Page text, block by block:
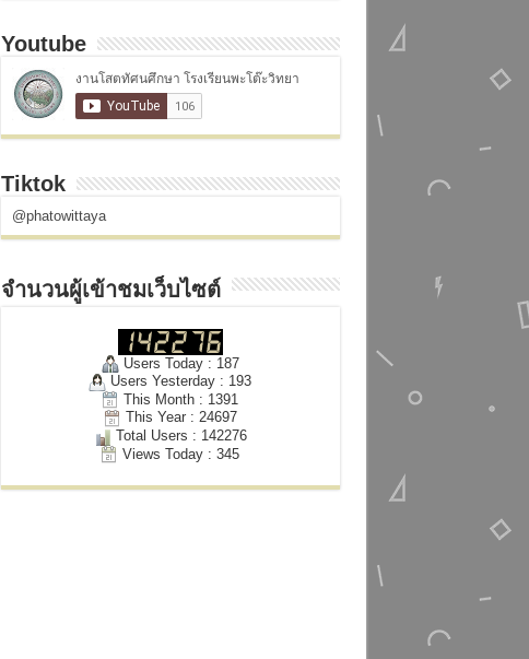
Youtube
Tiktok
@phatowittaya
จำนวนผู้เข้าชมเว็บไซต์
Users Today : 187
Users Yesterday : 193
This Month : 1391
This Year : 24697
Total Users : 142276
Views Today : 345